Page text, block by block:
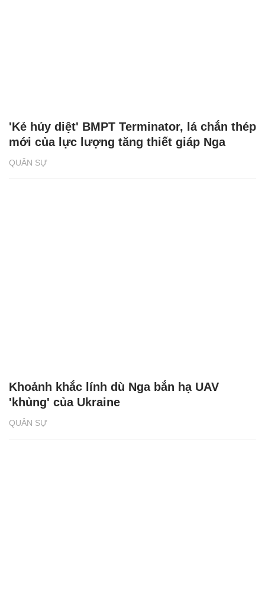
QUÂN SỰ
'Kẻ hủy diệt' BMPT Terminator, lá chắn thép
mới của lực lượng tăng thiết giáp Nga
QUÂN SỰ
Khoảnh khắc lính dù Nga bắn hạ UAV
'khủng' của Ukraine